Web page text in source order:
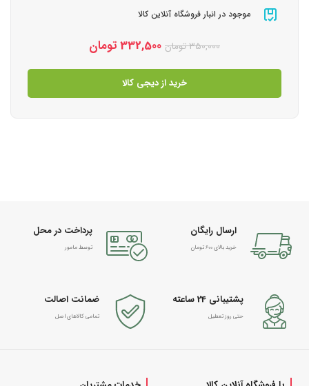
موجود در انبار فروشگاه آنلاین کالا
350,000تومان 332,500تومان
خرید از دیجی کالا
ارسال رایگان
خرید بالای 600 تومان
پرداخت در محل
توسط مامور
پشتیبانی 24 ساعته
حتی روز تعطیل
ضمانت اصالت
تمامی کالاهای اصل